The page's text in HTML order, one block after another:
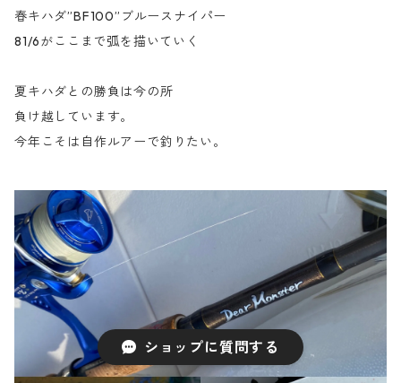
春キハダ”BF100”ブルースナイパー
81/6がここまで弧を描いていく
夏キハダとの勝負は今の所
負け越しています。
今年こそは自作ルアーで釣りたい。
ショップに質問する